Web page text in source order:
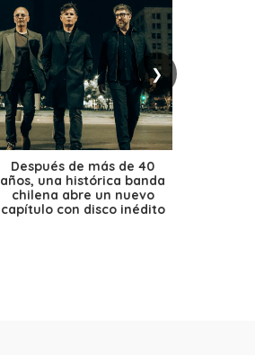
❯
Después de más de 40
años, una histórica banda
chilena abre un nuevo
capítulo con disco inédito